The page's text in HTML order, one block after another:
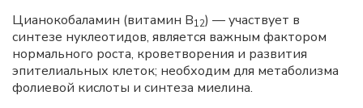
Цианокобаламин (витамин В12) — участвует в
синтезе нуклеотидов, является важным фактором
нормального роста, кроветворения и развития
эпителиальных клеток; необходим для метаболизма
фолиевой кислоты и синтеза миелина.